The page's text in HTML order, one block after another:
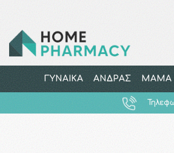
ΓΥΝΑΙΚΑ ΑΝΔΡΑΣ ΜΑΜΑ